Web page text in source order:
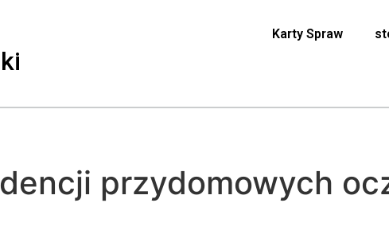
Karty Spraw
przydomowych